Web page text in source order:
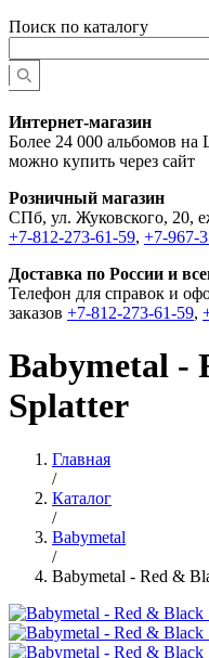
Поиск по каталогу
Интернет-магазин
Более 24 000 альбомов на
можно купить через сайт
Розничный магазин
СПб, ул. Жуковского, 20,
+7-812-273-61-59, +7-967-
Доставка по России и
Телефон для справок и
заказов +7-812-273-61-59,
Babymetal -
Splatter
Главная
/
Каталог
/
Babymetal
/
Babymetal - Red &